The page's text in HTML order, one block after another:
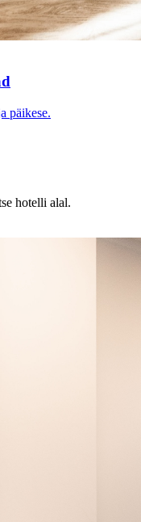
päikese.
hotelli alal.